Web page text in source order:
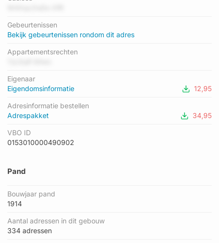
adres ligt heeft als status: 'verbouwing pand'.
Gebeurtenissen
Bekijk gebeurtenissen rondom dit adres
Appartementsrechten
Eigenaar
Eigendomsinformatie
12,95
Adresinformatie bestellen
Adrespakket
34,95
VBO ID
0153010000490902
Pand
Bouwjaar pand
1914
Aantal adressen in dit gebouw
334 adressen